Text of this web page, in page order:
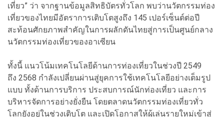
เที่ยว” ว่า จากฐานข้อมูลสิทธิบัตรทั่วโลก พบว่านวัตกรรมท่อง
เที่ยวของไทยมีอัตราการเติบโตสูงถึง 145 เปอร์เซ็นต์ต่อปี
สะท้อนศักยภาพสำคัญในการผลักดันไทยสู่การเป็นศูนย์กลาง
นวัตกรรมท่องเที่ยวของอาเซียน
ทั้งนี้ แนวโน้มเทคโนโลยีด้านการท่องเที่ยวในช่วงปี 2549
ถึง 2568 กำลังเปลี่ยนผ่านสู่ยุคการใช้เทคโนโลยีอย่างเต็มรูป
แบบ ทั้งด้านการบริการ ประสบการณ์นักท่องเที่ยว และการ
บริหารจัดการอย่างยั่งยืน โดยตลาดนวัตกรรมท่องเที่ยวทั่ว
โลกยังอยู่ในช่วงเติบโต และเปิดโอกาสให้ผู้เล่นรายใหม่เข้าสู่